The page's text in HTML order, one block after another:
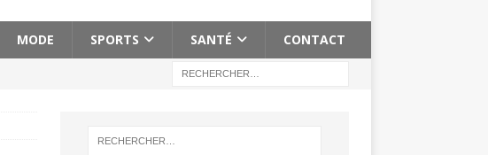
MODE SPORTS SANTÉ CONTACT